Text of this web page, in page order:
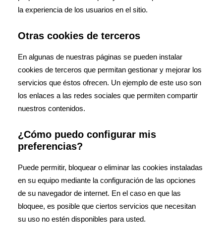
la experiencia de los usuarios en el sitio.
Otras cookies de terceros
En algunas de nuestras páginas se pueden instalar
cookies de terceros que permitan gestionar y mejorar los
servicios que éstos ofrecen. Un ejemplo de este uso son
los enlaces a las redes sociales que permiten compartir
nuestros contenidos.
¿Cómo puedo configurar mis
preferencias?
Puede permitir, bloquear o eliminar las cookies instaladas
en su equipo mediante la configuración de las opciones
de su navegador de internet. En el caso en que las
bloquee, es posible que ciertos servicios que necesitan
su uso no estén disponibles para usted.